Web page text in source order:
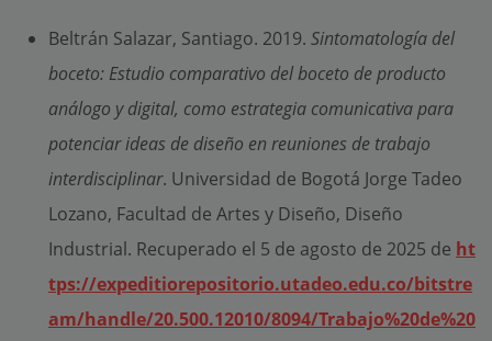
Beltrán Salazar, Santiago. 2019. Sintomatología del
boceto: Estudio comparativo del boceto de producto
análogo y digital, como estrategia comunicativa para
potenciar ideas de diseño en reuniones de trabajo
interdisciplinar. Universidad de Bogotá Jorge Tadeo
Lozano, Facultad de Artes y Diseño, Diseño
Industrial. Recuperado el 5 de agosto de 2025 de ht
tps://expeditiorepositorio.utadeo.edu.co/bitstre
am/handle/20.500.12010/8094/Trabajo%20de%20